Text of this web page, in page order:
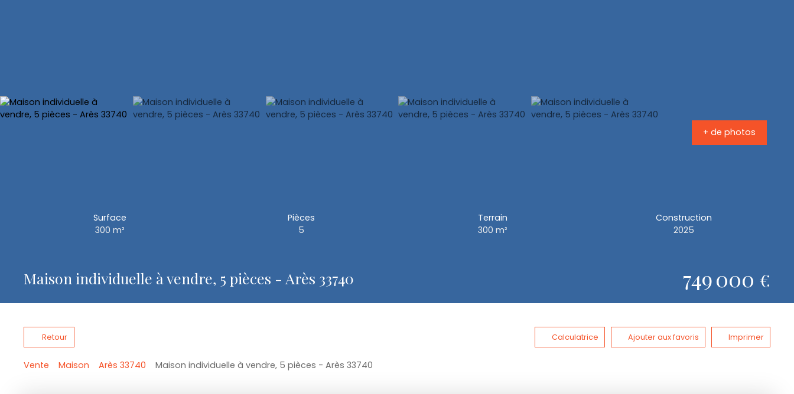
+ de photos
Surface
300m²
Pièces
5
Terrain
300 m²
Construction
2025
Maison individuelle à vendre, 5 pièces - Arès 33740 749 000 €
Retour Calculatrice Ajouter aux favoris Imprimer
Vente Maison Arès 33740 Maison individuelle à vendre, 5 pièces - Arès 33740